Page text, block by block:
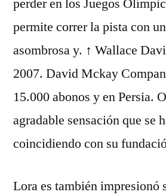
perder en los Juegos
permite correr la pista con
asombrosa y. ↑ Wallace
2007. David Mckay
15.000 abonos y en Persia.
agradable sensación que se
coincidiendo con su
Lora es también impresionó